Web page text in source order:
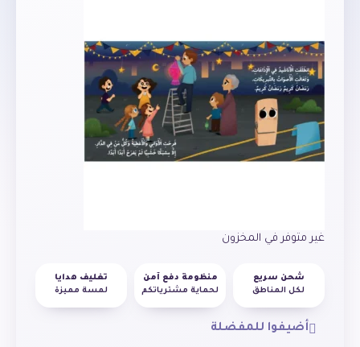
غير متوفر في المخزون
شحن سريع
لكل المناطق
منظومة دفع آمن
لحماية مشترياتكم
تغليف هدايا
لمسة مميزة
أضيفوا للمفضلة